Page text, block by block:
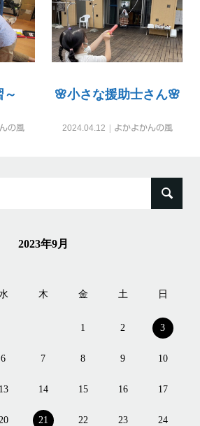
～
の風
🌸小さな援助士さん🌸
2024.04.12 よかよかんの風
2023年9月
木 金 土 日
1 2 3
6 7 8 9 10
13 14 15 16 17
20 21 22 23 24